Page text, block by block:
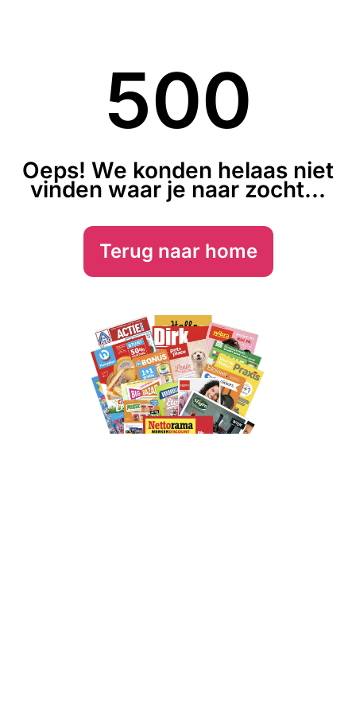
500
Oeps! We konden helaas niet
vinden waar je naar zocht...
Terug naar home